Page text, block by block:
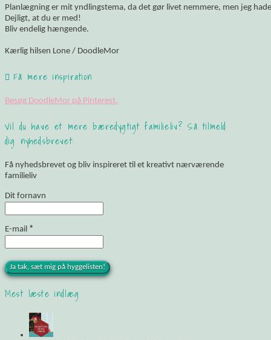
Planlægning er mit yndlingstema, da det gør livet nemmere, men jeg
Dejligt, at du er med!
Bliv endelig hængende.
Kærlig hilsen Lone / DoodleMor
Få mere inspiration
Besøg DoodleMor på Pinterest.
Vil du have et mere bæredygtigt familieliv? Så tilmeld
dig nyhedsbrevet:
Få nyhedsbrevet og bliv inspireret til et kreativt nærværende
familieliv
Dit fornavn
E-mail *
Mest læste indlæg